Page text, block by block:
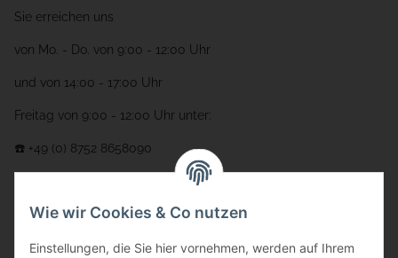
Sie erreichen uns
von Mo. - Do. von 9:00 - 12:00 Uhr
und von 14:00 - 17:00 Uhr
Freitag von 9:00 - 12:00 Uhr unter:
☎️ +49 (0) 8752 8658090
oder über unserKontaktformular
Adresse
Wie wir Cookies & Co nutzen
Einstellungen, die Sie hier vornehmen, werden auf Ihrem